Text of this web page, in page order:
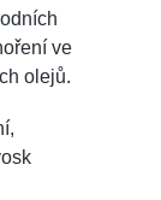
ve
olejů.